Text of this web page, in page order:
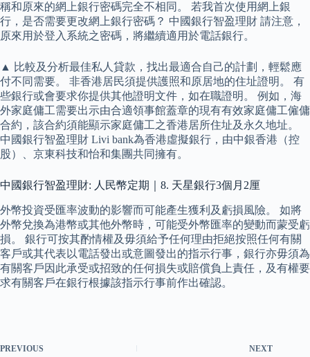
稱和原來的網上銀行密碼完全不相同。 若我首次使用網上銀
行，是否需要更改網上銀行密碼？ 中國銀行智盈理財 請注意，
原來用於登入系統之密碼，將繼續適用於電話銀行。
▲ 比較及分析最佳私人貸款，找出最適合自己的計劃，輕鬆應
付不同需要。 非香港居民須提供護照和原居地的住址證明。 有
些銀行或會要求你提供其他證明文件，如在職證明。 例如，海
外家庭傭工需要出示由合適領事館蓋章的現有有效家庭傭工僱傭
合約，該合約須能顯示家庭傭工之香港居所住址及永久地址。
中國銀行智盈理財 Livi bank為香港虛擬銀行，由中銀香港（控
股）、京東科技和怡和集團共同擁有。
中國銀行智盈理財: 人民幣定期｜8. 天星銀行3個月2厘
外幣投資受匯率波動的影響而可能產生獲利及虧損風險。 如將
外幣兌換為港幣或其他外幣時，可能受外幣匯率的變動而蒙受虧
損。 銀行可按其酌情權及毋須給予任何理由拒絕按照任何有關
客戶或其代表以電話發出或意圖發出的指示行事，銀行亦毋須為
有關客戶因此承受或招致的任何損失或賠償負上責任，及有權要
求有關客戶在銀行根據該指示行事前作出確認。
PREVIOUS NEXT